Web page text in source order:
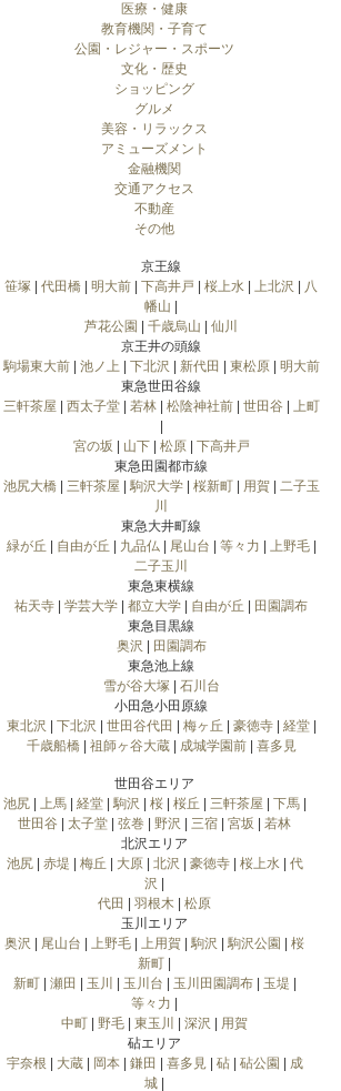
医療・健康
教育機関・子育て
公園・レジャー・スポーツ
文化・歴史
ショッピング
グルメ
美容・リラックス
アミューズメント
金融機関
交通アクセス
不動産
その他
京王線
笹塚
代田橋 明大前 下高井戸 桜上水 上北沢
八
幡山
芦花公園
千歳烏山
仙川
京王井の頭線
駒場東大前| 池ノ上 下北沢 新代田 東松原| 明大前
東急世田谷線
三軒茶屋
西太子堂| 若林| 松陰神社前| 世田谷
上町
宮の坂
山下| 松原| 下高井戸
東急田園都市線
池尻大橋| 三軒茶屋 駒沢大学| 桜新町| 用賀| 二子玉
川
東急大井町線
緑が丘
自由が丘 九品仏| 尾山台 等々力 上野毛|
二子玉川
東急東横線
祐天寺
学芸大学 都立大学 自由が丘
田園調布
東急目黒線
奥沢
田園調布
東急池上線
雪が谷大塚| 石川台
小田急小田原線
東北沢
下北沢 世田谷代田 梅ヶ丘 豪徳寺| 経堂|
千歳船橋| 祖師ヶ谷大蔵| 成城学園前| 喜多見
世田谷エリア
池尻| 上馬| 経堂| 駒沢 桜| 桜丘 三軒茶屋 下馬|
世田谷
太子堂 弦巻 野沢 三宿 宮坂
若林
北沢エリア
池尻| 赤堤 梅丘 大原| 北沢 豪徳寺| 桜上水| 代
沢
代田
羽根木
松原
玉川エリア
奥沢
尾山台 上野毛 上用賀 駒沢 駒沢公園
桜
新町
新町| 瀬田 玉川 玉川台 玉川田園調布| 玉堤
等々力
中町
野毛 東玉川 深沢
用賀
砧エリア
宇奈根
大蔵| 岡本| 鎌田 喜多見| 砧| 砧公園
成
城